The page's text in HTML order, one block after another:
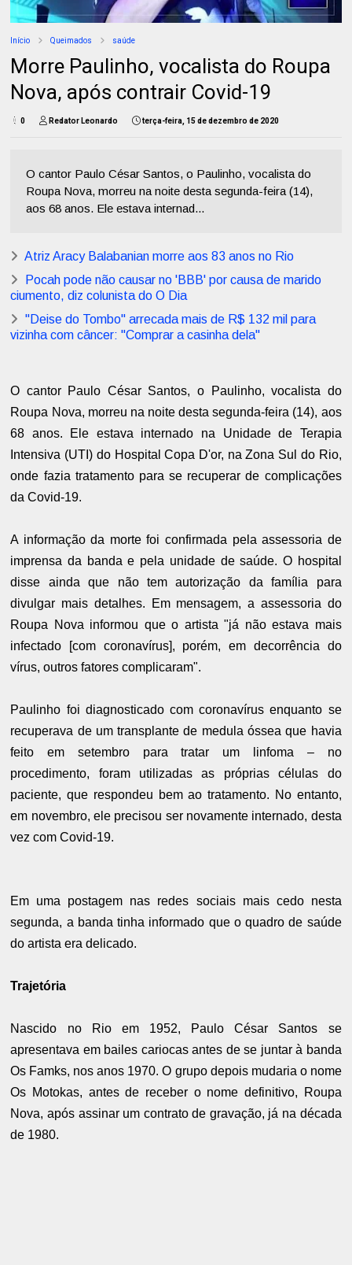
Início Queimados saúde
Morre Paulinho, vocalista do Roupa
Nova, após contrair Covid-19
0 Redator Leonardo terça-feira, 15 de dezembro de 2020
O cantor Paulo César Santos, o Paulinho, vocalista do
Roupa Nova, morreu na noite desta segunda-feira (14),
aos 68 anos. Ele estava internad...
Atriz Aracy Balabanian morre aos 83 anos no Rio
Pocah pode não causar no 'BBB' por causa de marido
ciumento, diz colunista do O Dia
"Deise do Tombo" arrecada mais de R$ 132 mil para
vizinha com câncer: "Comprar a casinha dela"
O cantor Paulo César Santos, o Paulinho, vocalista do
Roupa Nova, morreu na noite desta segunda-feira (14), aos
68 anos. Ele estava internado na Unidade de Terapia
Intensiva (UTI) do Hospital Copa D'or, na Zona Sul do Rio,
onde fazia tratamento para se recuperar de complicações
da Covid-19.
A informação da morte foi confirmada pela assessoria de
imprensa da banda e pela unidade de saúde. O hospital
disse ainda que não tem autorização da família para
divulgar mais detalhes. Em mensagem, a assessoria do
Roupa Nova informou que o artista "já não estava mais
infectado [com coronavírus], porém, em decorrência do
vírus, outros fatores complicaram".
Paulinho foi diagnosticado com coronavírus enquanto se
recuperava de um transplante de medula óssea que havia
feito em setembro para tratar um linfoma – no
procedimento, foram utilizadas as próprias células do
paciente, que respondeu bem ao tratamento. No entanto,
em novembro, ele precisou ser novamente internado, desta
vez com Covid-19.
Em uma postagem nas redes sociais mais cedo nesta
segunda, a banda tinha informado que o quadro de saúde
do artista era delicado.
Trajetória
Nascido no Rio em 1952, Paulo César Santos se
apresentava em bailes cariocas antes de se juntar à banda
Os Famks, nos anos 1970. O grupo depois mudaria o nome
Os Motokas, antes de receber o nome definitivo, Roupa
Nova, após assinar um contrato de gravação, já na década
de 1980.